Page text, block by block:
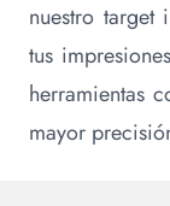
nuestro
tus
herramientas
mayor